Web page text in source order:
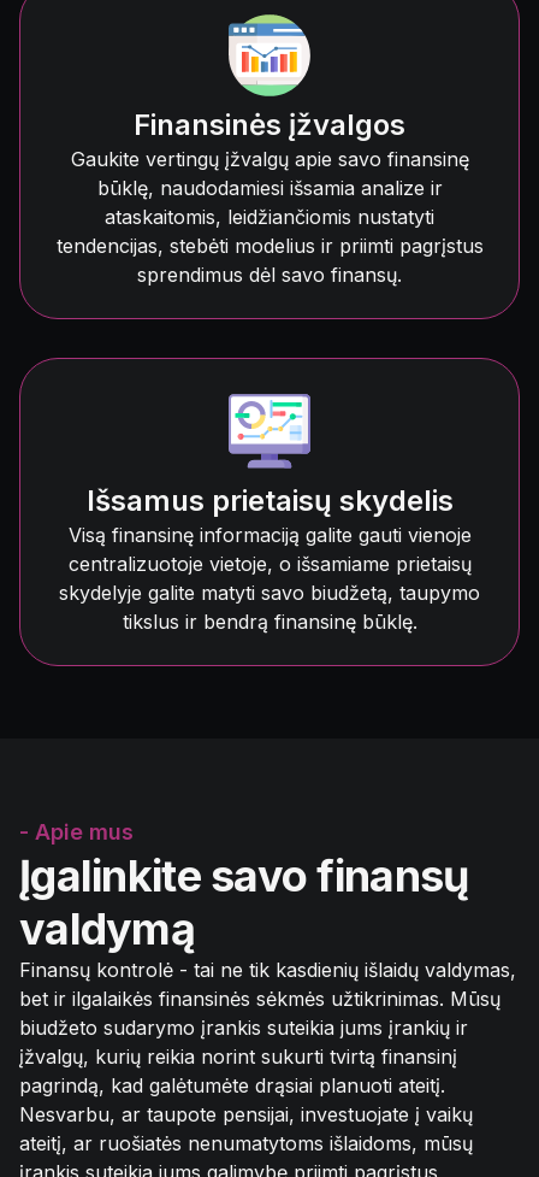
Finansinės įžvalgos
Gaukite vertingų įžvalgų apie savo finansinę
būklę, naudodamiesi išsamia analize ir
ataskaitomis, leidžiančiomis nustatyti
tendencijas, stebėti modelius ir priimti pagrįstus
sprendimus dėl savo finansų.
Išsamus prietaisų skydelis
Visą finansinę informaciją galite gauti vienoje
centralizuotoje vietoje, o išsamiame prietaisų
skydelyje galite matyti savo biudžetą, taupymo
tikslus ir bendrą finansinę būklę.
- Apie mus
Įgalinkite savo finansų
valdymą
Finansų kontrolė - tai ne tik kasdienių išlaidų valdymas,
bet ir ilgalaikės finansinės sėkmės užtikrinimas. Mūsų
biudžeto sudarymo įrankis suteikia jums įrankių ir
įžvalgų, kurių reikia norint sukurti tvirtą finansinį
pagrindą, kad galėtumėte drąsiai planuoti ateitį.
Nesvarbu, ar taupote pensijai, investuojate į vaikų
ateitį, ar ruošiatės nenumatytoms išlaidoms, mūsų
įrankis suteikia jums galimybę priimti pagrįstus